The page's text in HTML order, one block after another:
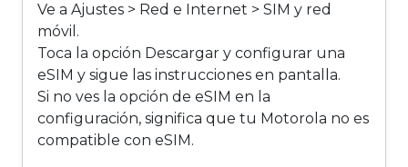
Ve a Ajustes > Red e Internet > SIM y red
móvil.
Toca la opción Descargar y configurar una
eSIM y sigue las instrucciones en pantalla.
Si no ves la opción de eSIM en la
configuración, significa que tu Motorola no es
compatible con eSIM.